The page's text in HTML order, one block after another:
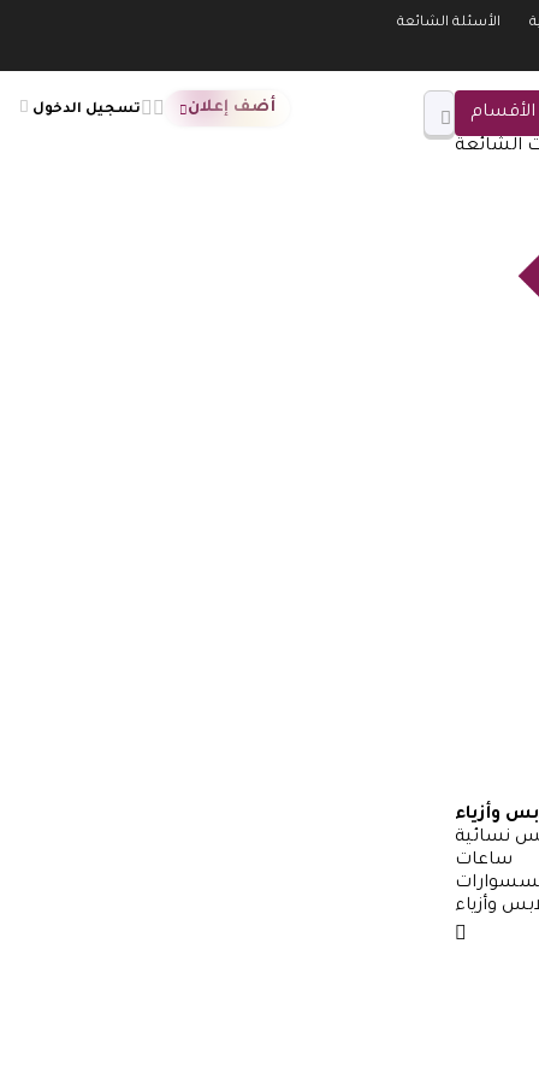
الأسئلة الشائعة
الأقسام
الشائعة
وأزياء
نسائية
ساعات
وأزياء
تسجيل الدخول أضف إعلان